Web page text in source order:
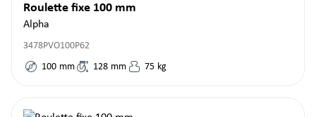
Roulette fixe 100 mm
Alpha
3478PVO100P62
100 mm 128 mm 75 kg